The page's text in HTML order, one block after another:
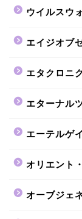
ウイルスウ
エイジオブ
エタクロニ
エターナル
エーテルゲ
オリエント
オーブジェ